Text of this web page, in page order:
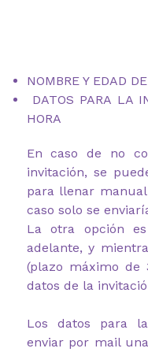
NOMBRE Y EDAD
DATOS PARA LA
HORA
En caso de no
invitación, se
para llenar
caso solo se
La otra opción
adelante, y
(plazo máximo de
datos de la
Los datos para
enviar por mail